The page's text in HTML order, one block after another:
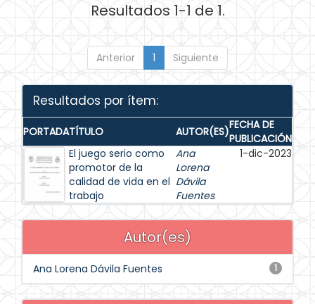
Resultados 1-1 de 1.
Anterior 1 Siguiente
Resultados por ítem:
PORTADATÍTULO AUTOR(ES)FECHA DE
PUBLICACIÓN
El juego serio como
promotor de la
calidad de vida en el
trabajo
Ana
Lorena
Dávila
Fuentes
1-dic-2023
Autor(es)
1
Ana Lorena Dávila Fuentes